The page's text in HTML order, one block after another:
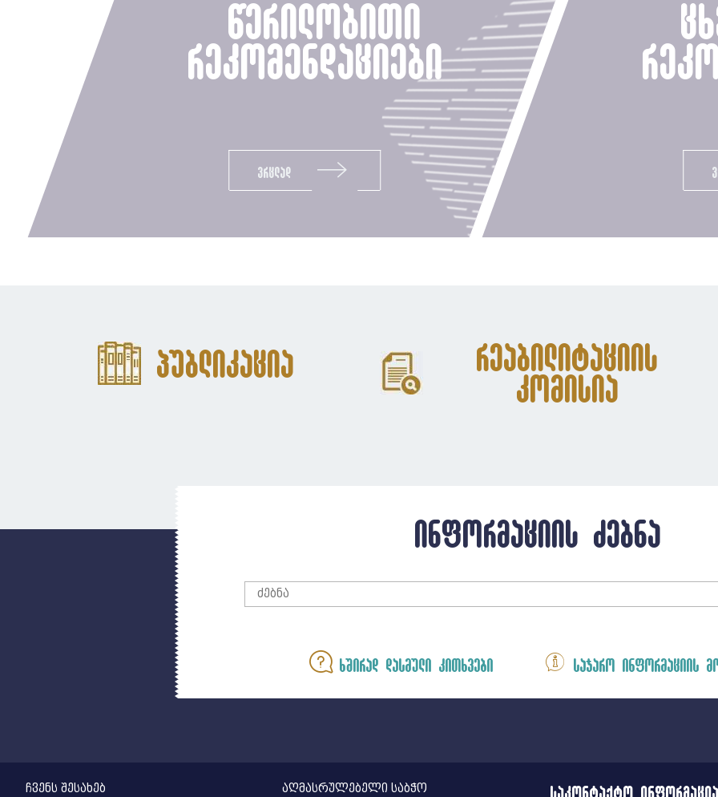
წერილობითი
რეკომენდაციები
ვრცლად
პუბლიკაცია
რეაბილიტაციის
კომისია
ინფორმაციის ძებნა
ხშირად დასმული კითხვები საჯარო ინფორმაციის
ჩვენს შესახებ აღმასრულებელი საბჭო საკონტაქტო ინფორმაცია